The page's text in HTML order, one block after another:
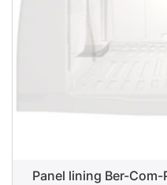
Panel lining Ber-